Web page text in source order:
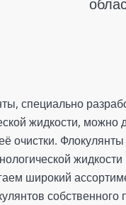
специально
жидкости, можно
очистки.
широкий
собственного